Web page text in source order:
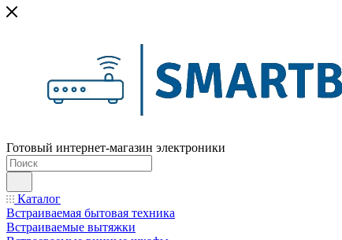
Готовый интернет-магазин электроники
Каталог
Встраиваемая бытовая техника
Встраиваемые вытяжки